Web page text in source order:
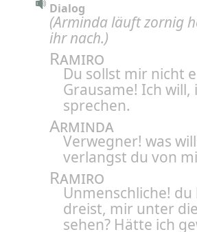
Dialog
(Arminda läuft zornig
ihr nach.)
Ramiro
Du sollst mir nicht
Grausame! Ich
sprechen.
Arminda
Verwegner! was
verlangst du von
Ramiro
Unmenschliche!
dreist, mir unter
sehen? Hätte ich